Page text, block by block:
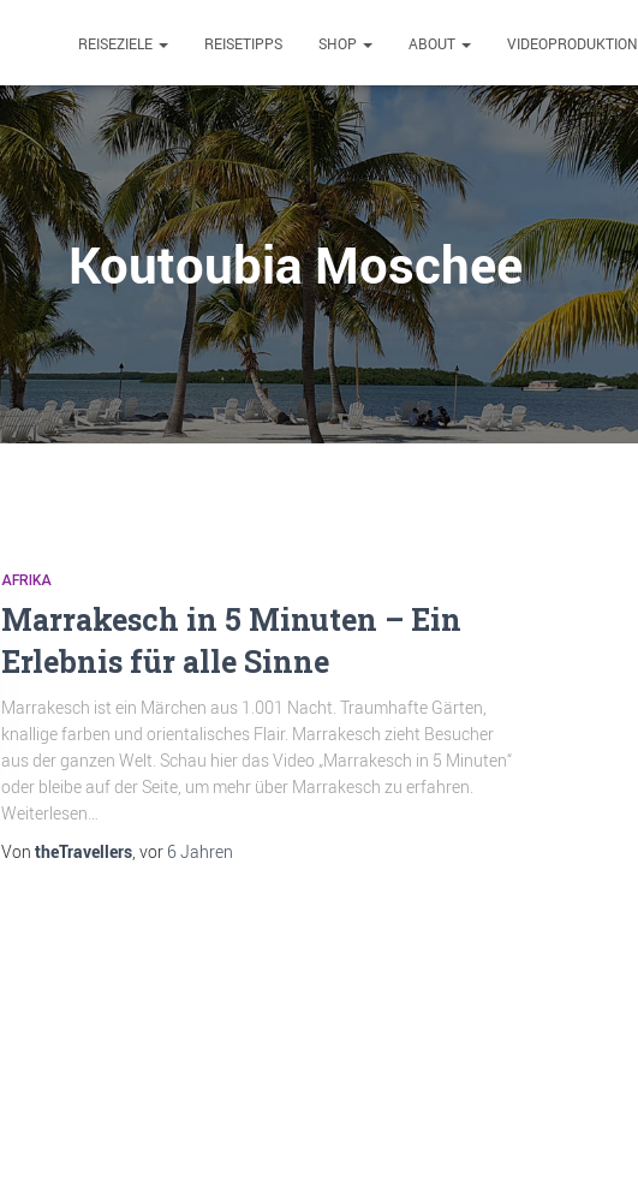
REISEZIELE REISETIPPS SHOP ABOUT VIDEOPRODUKTION
Koutoubia Moschee
AFRIKA
Marrakesch in 5 Minuten – Ein
Erlebnis für alle Sinne
Marrakesch ist ein Märchen aus 1.001 Nacht. Traumhafte Gärten,
knallige farben und orientalisches Flair. Marrakesch zieht Besucher
aus der ganzen Welt. Schau hier das Video „Marrakesch in 5 Minuten“
oder bleibe auf der Seite, um mehr über Marrakesch zu erfahren.
Weiterlesen…
Von theTravellers, vor 6 Jahren